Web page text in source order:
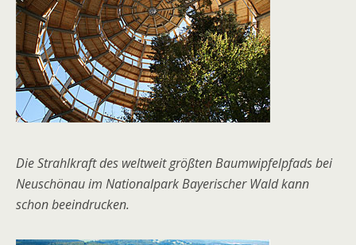
Die Strahlkraft des weltweit größten Baumwipfelpfads bei
Neuschönau im Nationalpark Bayerischer Wald kann
schon beeindrucken.